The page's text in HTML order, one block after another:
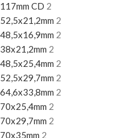
117mm CD 2
52,5x21,2mm 2
48,5x16,9mm 2
38x21,2mm 2
48,5x25,4mm 2
52,5x29,7mm 2
64,6x33,8mm 2
70x25,4mm 2
70x29,7mm 2
70x35mm 2